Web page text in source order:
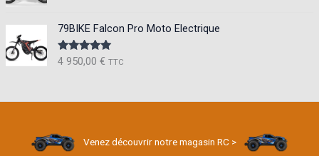
79BIKE Falcon Pro Moto Electrique
Note5.00
4 950,00 € TTC
Venez découvrir notre magasin RC >